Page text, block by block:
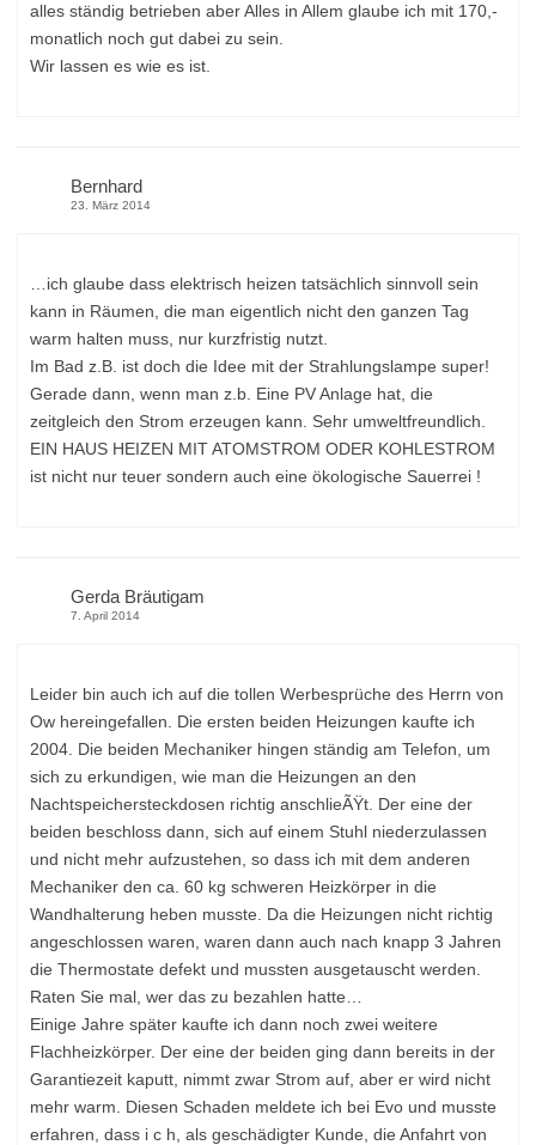
alles ständig betrieben aber Alles in Allem glaube ich mit 170,-
monatlich noch gut dabei zu sein.
Wir lassen es wie es ist.
Bernhard
23. März 2014
…ich glaube dass elektrisch heizen tatsächlich sinnvoll sein
kann in Räumen, die man eigentlich nicht den ganzen Tag
warm halten muss, nur kurzfristig nutzt.
Im Bad z.B. ist doch die Idee mit der Strahlungslampe super!
Gerade dann, wenn man z.b. Eine PV Anlage hat, die
zeitgleich den Strom erzeugen kann. Sehr umweltfreundlich.
EIN HAUS HEIZEN MIT ATOMSTROM ODER KOHLESTROM
ist nicht nur teuer sondern auch eine ökologische Sauerrei !
Gerda Bräutigam
7. April 2014
Leider bin auch ich auf die tollen Werbesprüche des Herrn von
Ow hereingefallen. Die ersten beiden Heizungen kaufte ich
2004. Die beiden Mechaniker hingen ständig am Telefon, um
sich zu erkundigen, wie man die Heizungen an den
Nachtspeichersteckdosen richtig anschlieÃŸt. Der eine der
beiden beschloss dann, sich auf einem Stuhl niederzulassen
und nicht mehr aufzustehen, so dass ich mit dem anderen
Mechaniker den ca. 60 kg schweren Heizkörper in die
Wandhalterung heben musste. Da die Heizungen nicht richtig
angeschlossen waren, waren dann auch nach knapp 3 Jahren
die Thermostate defekt und mussten ausgetauscht werden.
Raten Sie mal, wer das zu bezahlen hatte…
Einige Jahre später kaufte ich dann noch zwei weitere
Flachheizkörper. Der eine der beiden ging dann bereits in der
Garantiezeit kaputt, nimmt zwar Strom auf, aber er wird nicht
mehr warm. Diesen Schaden meldete ich bei Evo und musste
erfahren, dass i c h, als geschädigter Kunde, die Anfahrt von